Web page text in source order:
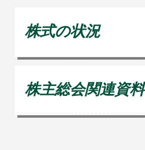
株式の状況
株主総会関連資料